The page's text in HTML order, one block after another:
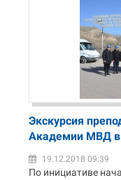
Экскурсия
Академии МВД в
19.12.2018 09:39
По инициативе